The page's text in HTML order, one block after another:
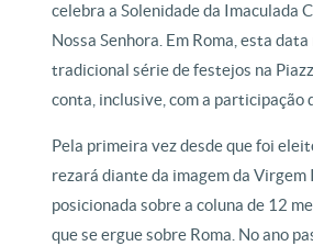
celebra a Solenidade da Imaculada
Nossa Senhora. Em Roma, esta
tradicional série de festejos na
conta, inclusive, com a participação
Pela primeira vez desde que foi
rezará diante da imagem da Virgem
posicionada sobre a coluna de 12
que se ergue sobre Roma. No ano